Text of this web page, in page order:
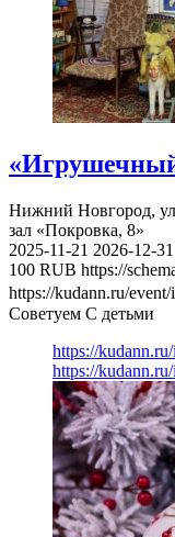
Нижний Новгород,
зал «Покровка, 8»
2025-11-21 2026-12-31
100 RUB https://
https://kudann.ru/
Советуем С детьми
https://
https://